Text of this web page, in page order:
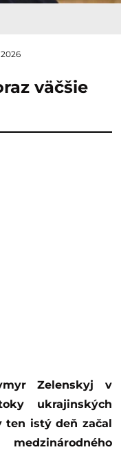
väčšie
ukrajinských
ten istý deň začal